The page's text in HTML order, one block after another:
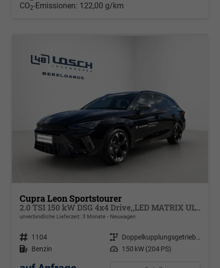
CO2-Emissionen: 122,00 g/km
Cupra Leon Sportstourer
2.0 TSI 150 kW DSG 4x4 Drive,,LED MATRIX ULTRA Hauptscheinwerfer, dynamische Blinkleuchten, Navigation, ,Pack Safe Drive XL, Park Assist, Winterpaket, Klimaautomatik 3 Zonen, 18 Zoll Alufelgen Garbi, Edge Paket
unverbindliche Lieferzeit: 3 Monate Neuwagen
Fahrzeugnr. 1104 Getriebe
Doppelkupplungsgetriebe (DSG)
Kraftstoff Benzin Leistung 150 kW (204 PS)